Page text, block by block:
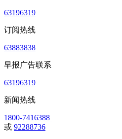
63196319
订阅热线
63883838
早报广告联系
63196319
新闻热线
1800-7416388
或 92288736